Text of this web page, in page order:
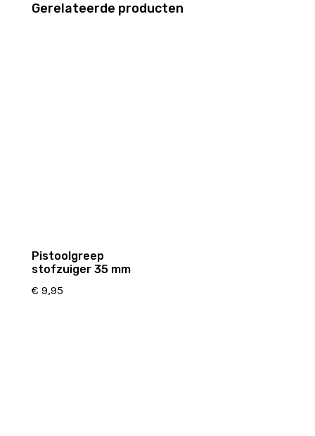
Gerelateerde producten
Pistoolgreep
stofzuiger 35 mm
€ 9,95